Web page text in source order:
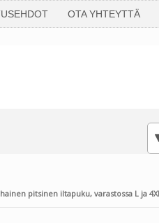
OTA YHTEYTTÄ
pitsinen iltapuku, varastossa L ja